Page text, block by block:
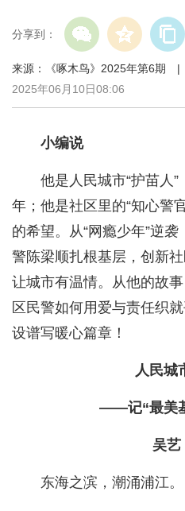
分享到：
来源：《啄木鸟》2025年第6
2025年06月10日08:06
小编说
他是人民城市“护苗人
年；他是社区里的“知心警
的希望。从“网瘾少年”逆袭
警陈梁顺扎根基层，创新
让城市有温情。从他的故
区民警如何用爱与责任织
设谱写暖心篇章！
人民城
——记“最美
吴
东海之滨，潮涌浦江。